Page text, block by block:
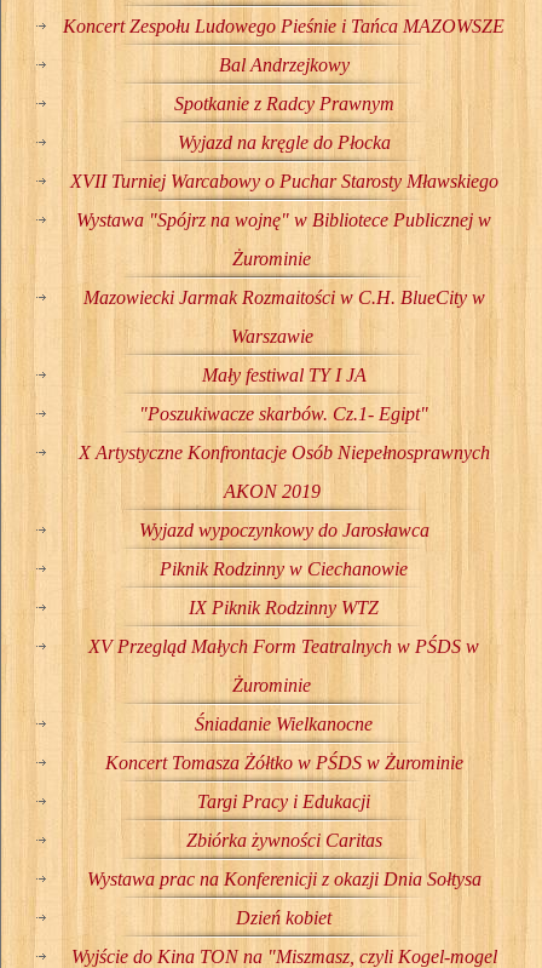
Koncert Zespołu Ludowego Pieśnie i Tańca MAZOWSZE
Bal Andrzejkowy
Spotkanie z Radcy Prawnym
Wyjazd na kręgle do Płocka
XVII Turniej Warcabowy o Puchar Starosty Mławskiego
Wystawa "Spójrz na wojnę" w Bibliotece Publicznej w
Żurominie
Mazowiecki Jarmak Rozmaitości w C.H. BlueCity w
Warszawie
Mały festiwal TY I JA
"Poszukiwacze skarbów. Cz.1- Egipt"
X Artystyczne Konfrontacje Osób Niepełnosprawnych
AKON 2019
Wyjazd wypoczynkowy do Jarosławca
Piknik Rodzinny w Ciechanowie
IX Piknik Rodzinny WTZ
XV Przegląd Małych Form Teatralnych w PŚDS w
Żurominie
Śniadanie Wielkanocne
Koncert Tomasza Żółtko w PŚDS w Żurominie
Targi Pracy i Edukacji
Zbiórka żywności Caritas
Wystawa prac na Konferenicji z okazji Dnia Sołtysa
Dzień kobiet
Wyjście do Kina TON na "Miszmasz, czyli Kogel-mogel